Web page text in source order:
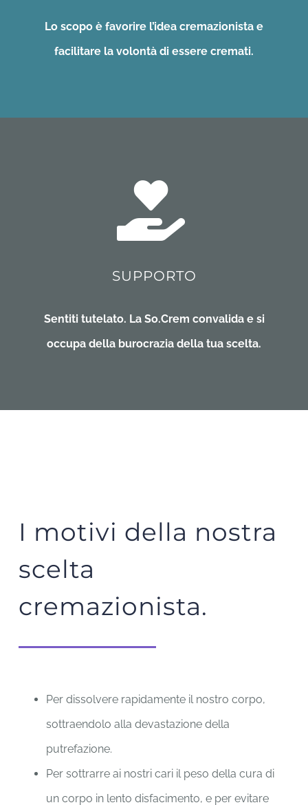
Lo scopo è favorire l’idea cremazionista e
facilitare la volontà di essere cremati.
SUPPORTO
Sentiti tutelato. La So.Crem convalida e si
occupa della burocrazia della tua scelta.
I motivi della nostra
scelta
cremazionista.
Per dissolvere rapidamente il nostro corpo,
sottraendolo alla devastazione della
putrefazione.
Per sottrarre ai nostri cari il peso della cura di
un corpo in lento disfacimento, e per evitare